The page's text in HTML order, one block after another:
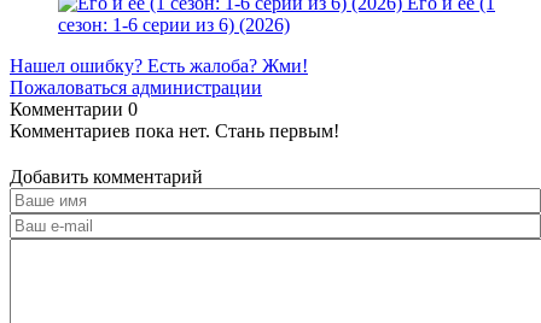
сезон: 1-6 серии из 6) (2026)
Нашел ошибку? Есть жалоба? Жми!
Пожаловаться администрации
Комментарии 0
Комментариев пока нет. Стань первым!
Добавить комментарий